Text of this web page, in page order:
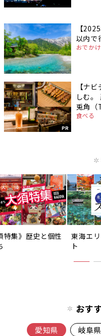
【
以内で
おでかけ
PR
【ナ
しむ
兎角（
食べる
特集》歴史と個性
東海エ
ト
おす
愛知県 岐阜県